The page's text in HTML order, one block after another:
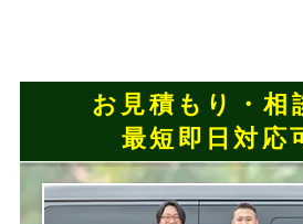
お見積もり・相
最短即日対応